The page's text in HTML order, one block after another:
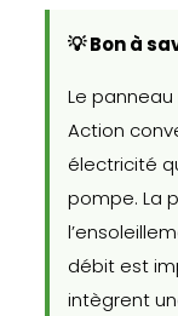
💡 Bon à
Le
Action
électricité
pompe. La
débit est
intègrent